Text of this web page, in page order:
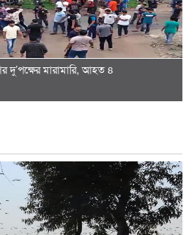
দু’পক্ষের মারামারি, আহত ৪